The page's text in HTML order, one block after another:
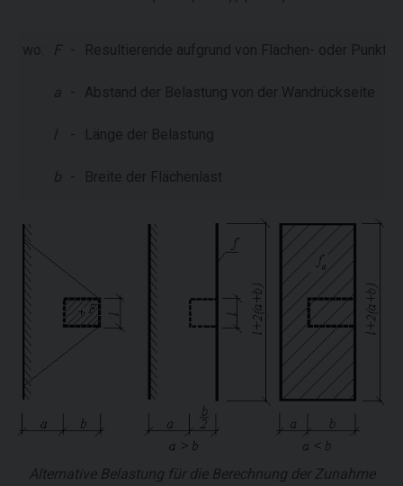
wo: F - Resultierende aufgrund von Flächen- oder
a - Abstand der Belastung von der Wandrückseite
l - Länge der Belastung
b - Breite der Flächenlast
Alternative Belastung für die Berechnung der Zunahme